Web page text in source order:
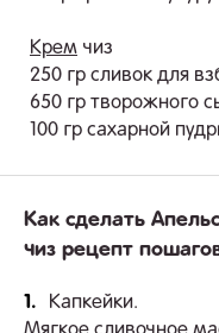
Крем чиз
250 гр сливок для
650 гр творожного
100 гр сахарной
Как сделать
чиз рецепт
1.
Капкейки.